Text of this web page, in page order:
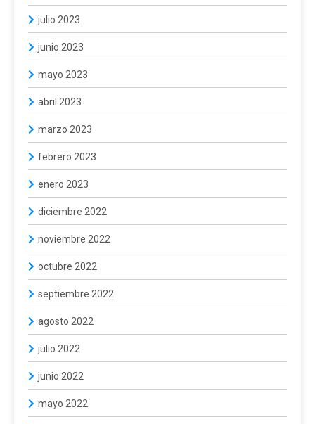
julio 2023
junio 2023
mayo 2023
abril 2023
marzo 2023
febrero 2023
enero 2023
diciembre 2022
noviembre 2022
octubre 2022
septiembre 2022
agosto 2022
julio 2022
junio 2022
mayo 2022